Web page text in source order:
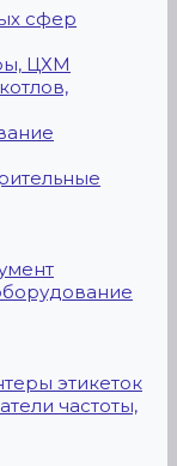
сфер
ЦХМ
этикеток
частоты,